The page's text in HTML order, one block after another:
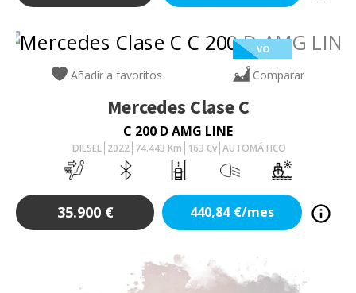
VO
Añadir a favoritos Comparar
Mercedes Clase C
C 200 D AMG LINE
DIESEL 2022 74.443 Km 163 Cv AUTOMÁTICO
35.900 € 440,84 €/mes